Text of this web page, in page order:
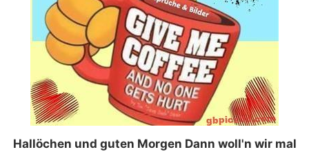
Hallöchen und guten Morgen Dann woll'n wir mal